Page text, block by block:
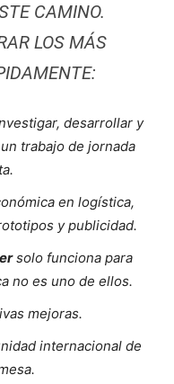
CAMINO.
LOS MÁS
desarrollar y
trabajo de jornada
en logística,
y publicidad.
solo funciona para
no es uno de ellos.
mejoras.
internacional de